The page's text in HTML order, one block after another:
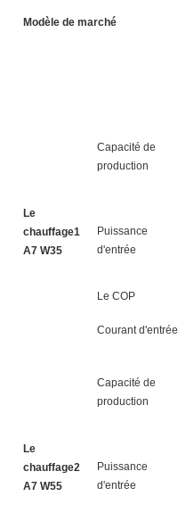
Modèle de marché
Le
chauffage1
A7 W35
Capacité de
production
Puissance
d'entrée
Le COP
Courant d'entrée
Le
chauffage2
A7 W55
Capacité de
production
Puissance
d'entrée